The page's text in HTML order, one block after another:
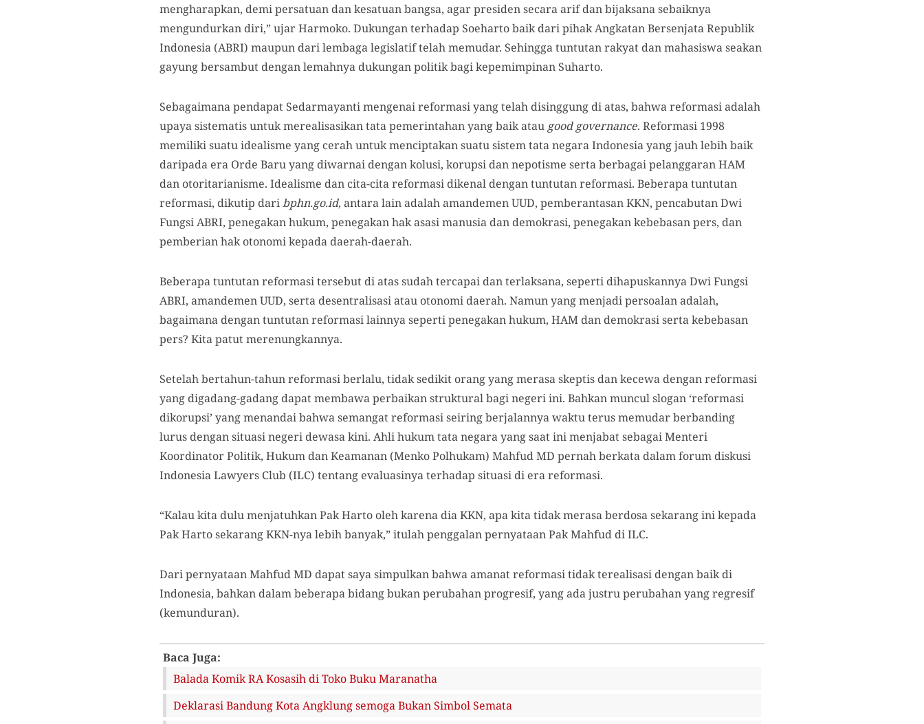
mengharapkan, demi persatuan dan kesatuan bangsa, agar presiden secara arif dan bijaksana sebaiknya
mengundurkan diri,” ujar Harmoko. Dukungan terhadap Soeharto baik dari pihak Angkatan Bersenjata Republik
Indonesia (ABRI) maupun dari lembaga legislatif telah memudar. Sehingga tuntutan rakyat dan mahasiswa seakan
gayung bersambut dengan lemahnya dukungan politik bagi kepemimpinan Suharto.
Sebagaimana pendapat Sedarmayanti mengenai reformasi yang telah disinggung di atas, bahwa reformasi adalah
upaya sistematis untuk merealisasikan tata pemerintahan yang baik atau good governance. Reformasi 1998
memiliki suatu idealisme yang cerah untuk menciptakan suatu sistem tata negara Indonesia yang jauh lebih baik
daripada era Orde Baru yang diwarnai dengan kolusi, korupsi dan nepotisme serta berbagai pelanggaran HAM
dan otoritarianisme. Idealisme dan cita-cita reformasi dikenal dengan tuntutan reformasi. Beberapa tuntutan
reformasi, dikutip daribphn.go.id, antara lain adalah amandemen UUD, pemberantasan KKN, pencabutan Dwi
Fungsi ABRI, penegakan hukum, penegakan hak asasi manusia dan demokrasi, penegakan kebebasan pers, dan
pemberian hak otonomi kepada daerah-daerah.
Beberapa tuntutan reformasi tersebut di atas sudah tercapai dan terlaksana, seperti dihapuskannya Dwi Fungsi
ABRI, amandemen UUD, serta desentralisasi atau otonomi daerah. Namun yang menjadi persoalan adalah,
bagaimana dengan tuntutan reformasi lainnya seperti penegakan hukum, HAM dan demokrasi serta kebebasan
pers? Kita patut merenungkannya.
Setelah bertahun-tahun reformasi berlalu, tidak sedikit orang yang merasa skeptis dan kecewa dengan reformasi
yang digadang-gadang dapat membawa perbaikan struktural bagi negeri ini. Bahkan muncul slogan ‘reformasi
dikorupsi’ yang menandai bahwa semangat reformasi seiring berjalannya waktu terus memudar berbanding
lurus dengan situasi negeri dewasa kini. Ahli hukum tata negara yang saat ini menjabat sebagai Menteri
Koordinator Politik, Hukum dan Keamanan (Menko Polhukam) Mahfud MD pernah berkata dalam forum diskusi
Indonesia Lawyers Club (ILC) tentang evaluasinya terhadap situasi di era reformasi.
“Kalau kita dulu menjatuhkan Pak Harto oleh karena dia KKN, apa kita tidak merasa berdosa sekarang ini kepada
Pak Harto sekarang KKN-nya lebih banyak,” itulah penggalan pernyataan Pak Mahfud di ILC.
Dari pernyataan Mahfud MD dapat saya simpulkan bahwa amanat reformasi tidak terealisasi dengan baik di
Indonesia, bahkan dalam beberapa bidang bukan perubahan progresif, yang ada justru perubahan yang regresif
(kemunduran).
Baca Juga:
Balada Komik RA Kosasih di Toko Buku Maranatha
Deklarasi Bandung Kota Angklung semoga Bukan Simbol Semata